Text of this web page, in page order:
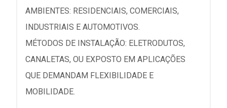
AMBIENTES: RESIDENCIAIS, COMERCIAIS,
INDUSTRIAIS E AUTOMOTIVOS.
MÉTODOS DE INSTALAÇÃO: ELETRODUTOS,
CANALETAS, OU EXPOSTO EM APLICAÇÕES
QUE DEMANDAM FLEXIBILIDADE E
MOBILIDADE.